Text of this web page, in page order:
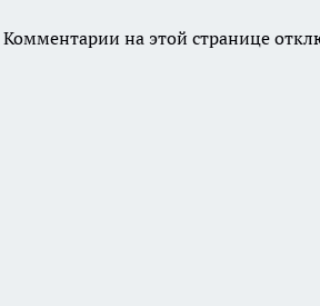
Комментарии на этой странице